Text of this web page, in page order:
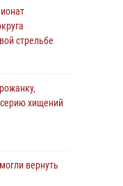
стрельбе
хищений
вернуть